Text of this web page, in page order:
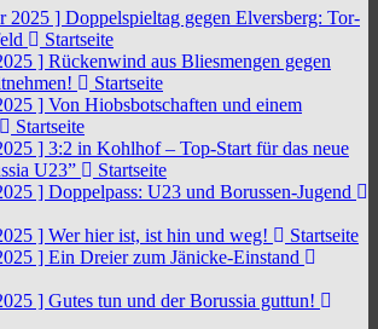
2025 ] Doppelspieltag gegen Elversberg: Tor-
Startseite
] Rückenwind aus Bliesmengen gegen
Startseite
] Von Hiobsbotschaften und einem
Startseite
] 3:2 in Kohlhof – Top-Start für das neue
U23”
Startseite
] Doppelpass: U23 und Borussen-Jugend
] Wer hier ist, ist hin und weg!
Startseite
] Ein Dreier zum Jänicke-Einstand
] Gutes tun und der Borussia guttun!